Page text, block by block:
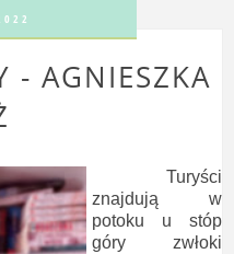
- AGNIESZKA
Turyści
znajdują w
potoku u stóp
góry zwłoki